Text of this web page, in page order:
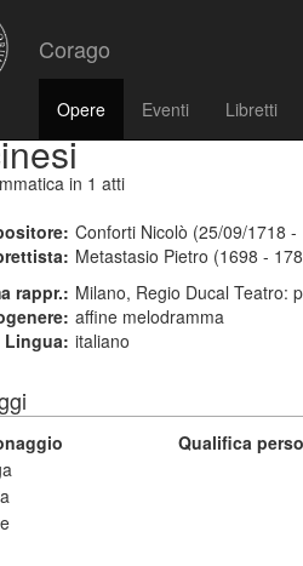
Corago
Opere Eventi Libretti
in 1 atti
Conforti Nicolò (25/09/1718
Metastasio Pietro (1698 -
rappr.: Milano, Regio Ducal Teatro:
affine melodramma
Lingua: italiano
Qualifica